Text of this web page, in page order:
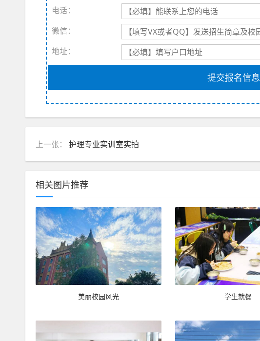
电话：
微信：
地址：
提交报名信息
上一张： 护理专业实训室实拍
相关图片推荐
美丽校园风光 学生就餐